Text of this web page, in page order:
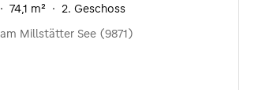
· 74,1 m² · 2. Geschoss
Millstätter See (9871)